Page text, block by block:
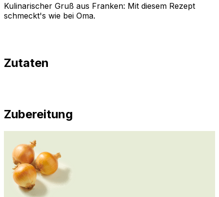
Kulinarischer Gruß aus Franken: Mit diesem Rezept
schmeckt's wie bei Oma.
Zutaten
Zubereitung